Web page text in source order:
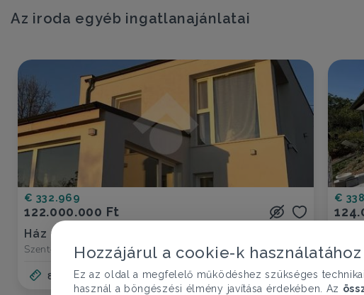
Az iroda egyéb ingatlanajánlatai
€ 332.969
122.000.000 Ft
Ház eladó
Szentendre, Kada utca
89 nm
€
Hozzájárul a cookie-k használatához
Ez az oldal a megfelelő működéshez szükséges
használ a böngészési élmény javítása érdekében. Az